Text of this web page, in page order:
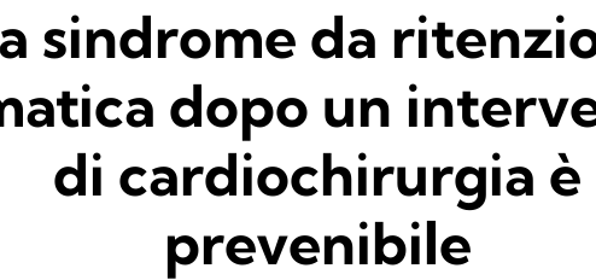
sindrome da
dopo un
di cardiochirurgia è
prevenibile